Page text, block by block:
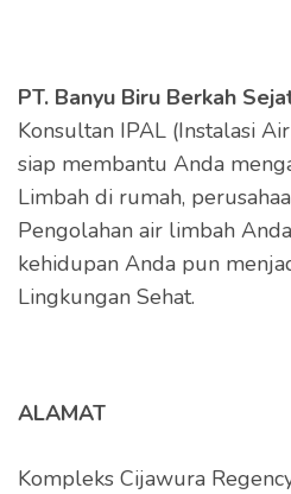
PT. Banyu Biru Berkah
Konsultan IPAL (Instalasi
siap membantu Anda
Limbah di rumah,
Pengolahan air limbah
kehidupan Anda pun
Lingkungan Sehat.
ALAMAT
Kompleks Cijawura